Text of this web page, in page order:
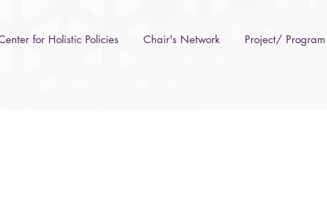
for Holistic Policies Chair's Network Project/ Program